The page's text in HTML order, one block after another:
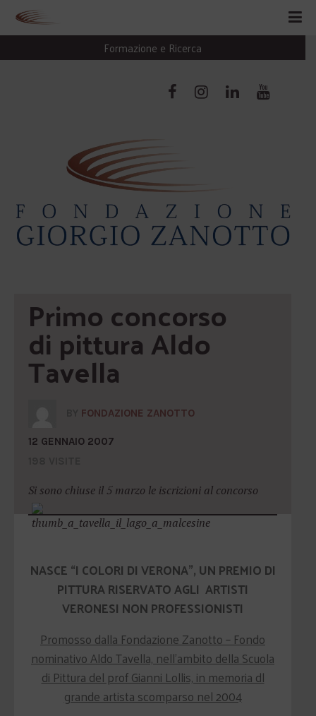
Formazione e Ricerca
Primo concorso
di pittura Aldo
Tavella
FONDAZIONE ZANOTTO
12 GENNAIO 2007
Si sono chiuse il 5 marzo le iscrizioni al concorso
NASCE “I COLORI DI VERONA”, UN PREMIO DI
PITTURA RISERVATO AGLI ARTISTI
VERONESI NON PROFESSIONISTI
Promosso dalla Fondazione Zanotto – Fondo
nominativo Aldo Tavella, nell’ambito della Scuola
di Pittura del prof Gianni Lollis, in memoria dl
grande artista scomparso nel 2004